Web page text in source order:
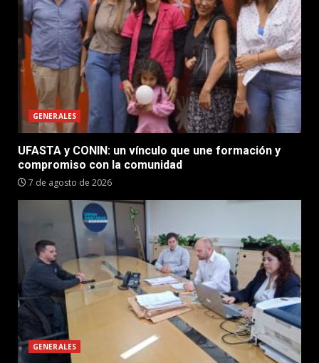
GENERALES
UFASTA y CONIN: un vínculo que une formación y
compromiso con la comunidad
7 de agosto de 2026
GENERALES